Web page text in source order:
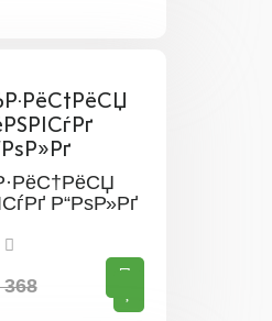
Р“РѕР»Рґ
368